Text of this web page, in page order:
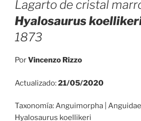
Lagarto de cristal
Hyalosaurus
1873
PorVincenzo Rizzo
Actualizado:21/05/2020
Taxonomía: Anguimorpha | Anguidae
Hyalosaurus koellikeri